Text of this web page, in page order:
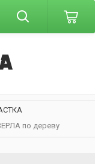
по дереву